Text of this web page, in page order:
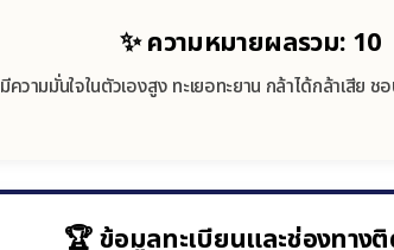
✨ ความหมายผลรวม: 10
มีความมั่นใจในตัวเองสูง ทะเยอทะยาน กล้าได้กล้าเสีย
🏆 ข้อมูลทะเบียนและช่องทาง